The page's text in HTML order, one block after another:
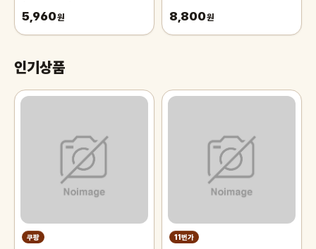
5,960원 8,800원
인기상품
쿠팡 11번가